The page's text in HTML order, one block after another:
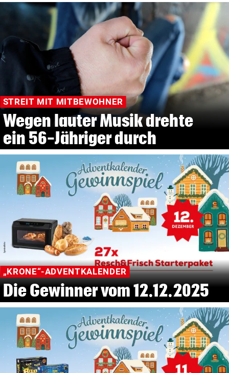
STREIT MIT MITBEWOHNER
Wegen lauter Musik drehte
ein 56-Jähriger durch
„KRONE“-ADVENTKALENDER
Die Gewinner vom 12.12.2025